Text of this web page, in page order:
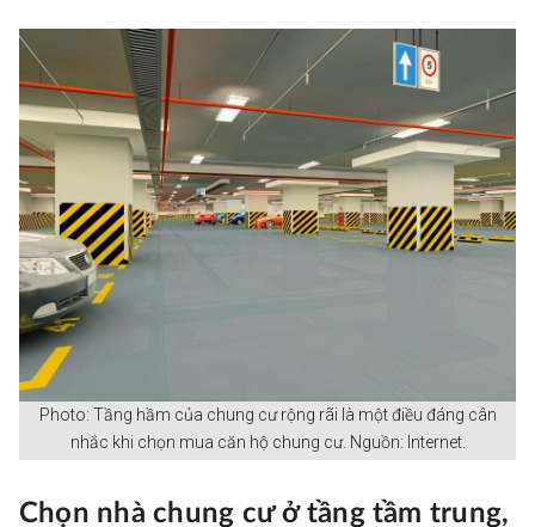
Photo: Tầng hầm của chung cư rộng rãi là một điều đáng cân
nhắc khi chọn mua căn hộ chung cư. Nguồn: Internet.
Chọn nhà chung cư ở tầng tầm trung,